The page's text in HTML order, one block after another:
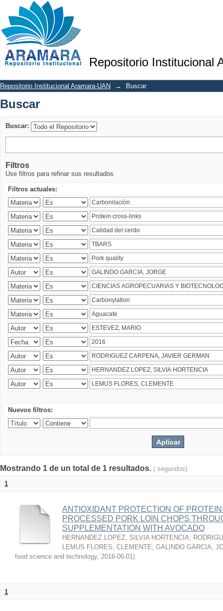
Repositorio Institucional
Buscar
Repositorio Institucional Aramara-UAN → Buscar
Buscar
Buscar:
Filtros
Use filtros para refinar sus resultados.
Filtros actuales:
Nuevos filtros:
Mostrando 1 de un total de 1 resultados. ( segundos)
1
ANTIOXIDANT PROTECTION OF
PROCESSED PORK LOIN CHOPS
SUPPLEMENTATION WITH AVOCADO
HERNANDEZ LOPEZ, SILVIA HORTENCIA;
LEMUS FLORES, CLEMENTE; GALINDO GARCIA,
food science and technology, 2016-06-01)
1